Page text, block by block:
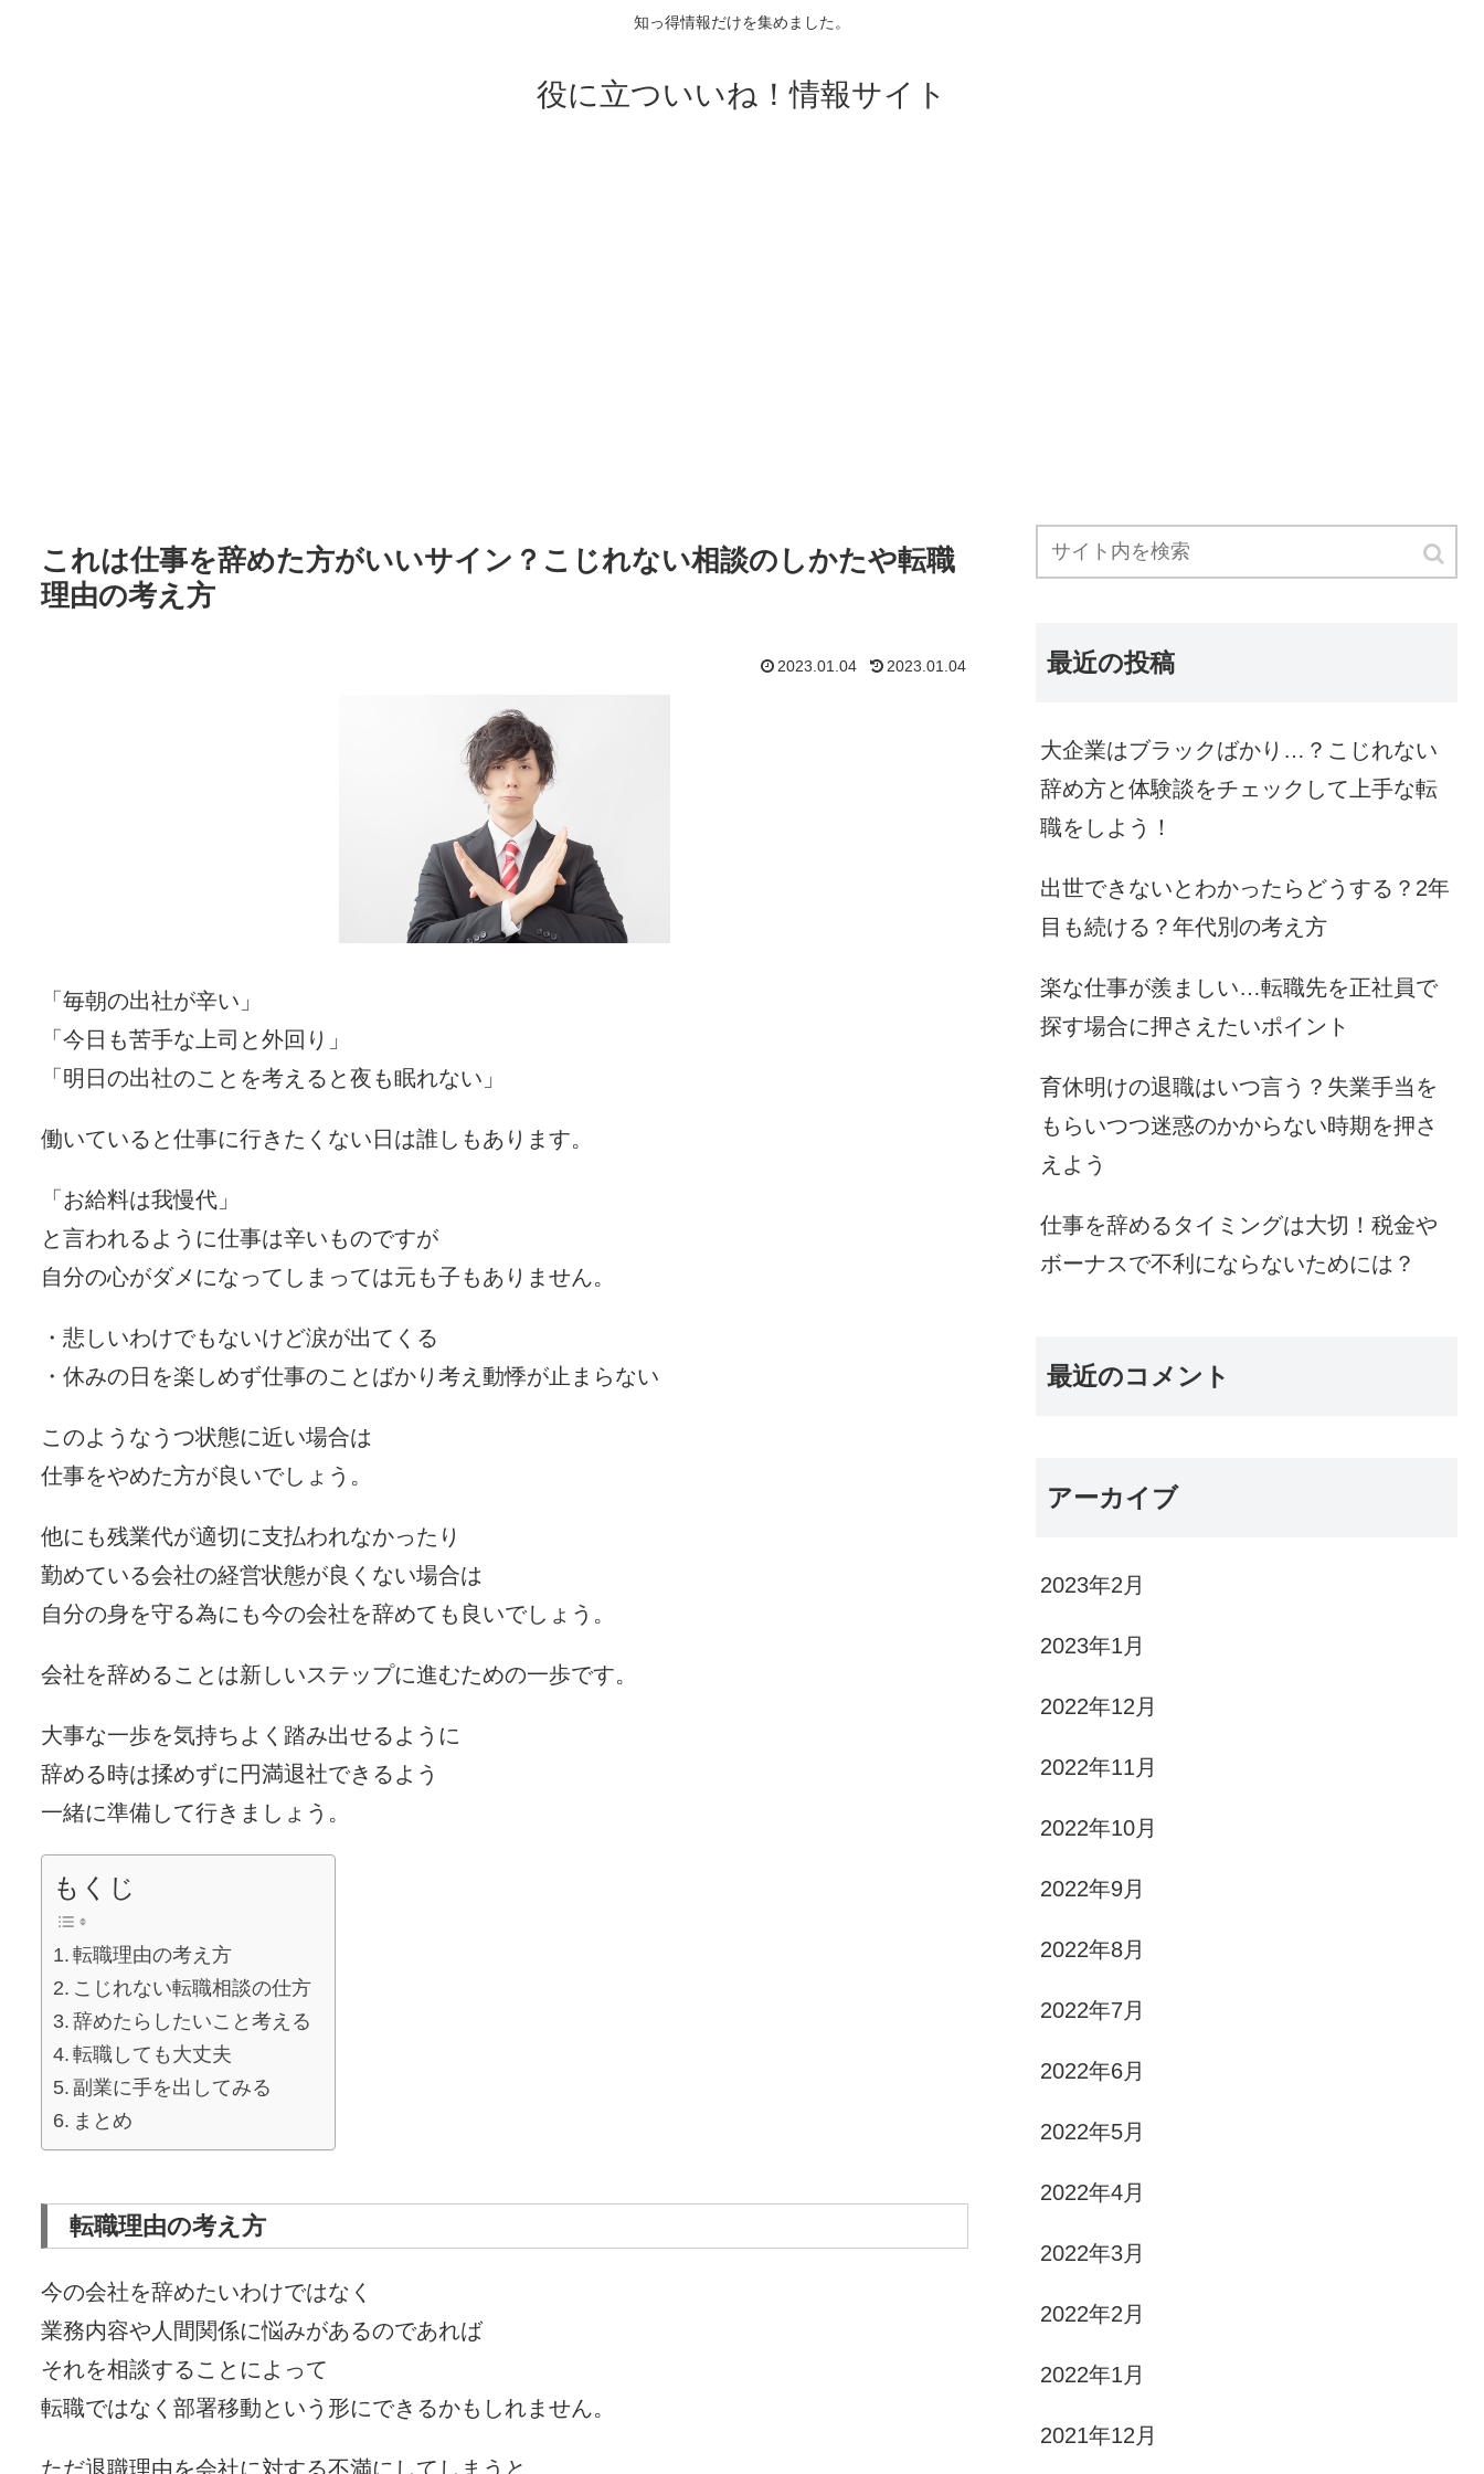
知っ得情報だけを集めました。
役に立ついいね！情報サイト
これは仕事を辞めた方がいいサイン？こじれない相談のしかたや転職
理由の考え方
2023.01.04 2023.01.04
「毎朝の出社が辛い」
「今日も苦手な上司と外回り」
「明日の出社のことを考えると夜も眠れない」
働いていると仕事に行きたくない日は誰しもあります。
「お給料は我慢代」
と言われるように仕事は辛いものですが
自分の心がダメになってしまっては元も子もありません。
・悲しいわけでもないけど涙が出てくる
・休みの日を楽しめず仕事のことばかり考え動悸が止まらない
このようなうつ状態に近い場合は
仕事をやめた方が良いでしょう。
他にも残業代が適切に支払われなかったり
勤めている会社の経営状態が良くない場合は
自分の身を守る為にも今の会社を辞めても良いでしょう。
会社を辞めることは新しいステップに進むための一歩です。
大事な一歩を気持ちよく踏み出せるように
辞める時は揉めずに円満退社できるよう
一緒に準備して行きましょう。
もくじ
転職理由の考え方
こじれない転職相談の仕方
辞めたらしたいこと考える
転職しても大丈夫
副業に手を出してみる
まとめ
転職理由の考え方
今の会社を辞めたいわけではなく
業務内容や人間関係に悩みがあるのであれば
それを相談することによって
転職ではなく部署移動という形にできるかもしれません。
ただ退職理由を会社に対する不満にしてしまうと
最近の投稿
大企業はブラックばかり…？こじれない
辞め方と体験談をチェックして上手な転
職をしよう！
出世できないとわかったらどうする？2年
目も続ける？年代別の考え方
楽な仕事が羨ましい…転職先を正社員で
探す場合に押さえたいポイント
育休明けの退職はいつ言う？失業手当を
もらいつつ迷惑のかからない時期を押さ
えよう
仕事を辞めるタイミングは大切！税金や
ボーナスで不利にならないためには？
最近のコメント
アーカイブ
2023年2月
2023年1月
2022年12月
2022年11月
2022年10月
2022年9月
2022年8月
2022年7月
2022年6月
2022年5月
2022年4月
2022年3月
2022年2月
2022年1月
2021年12月